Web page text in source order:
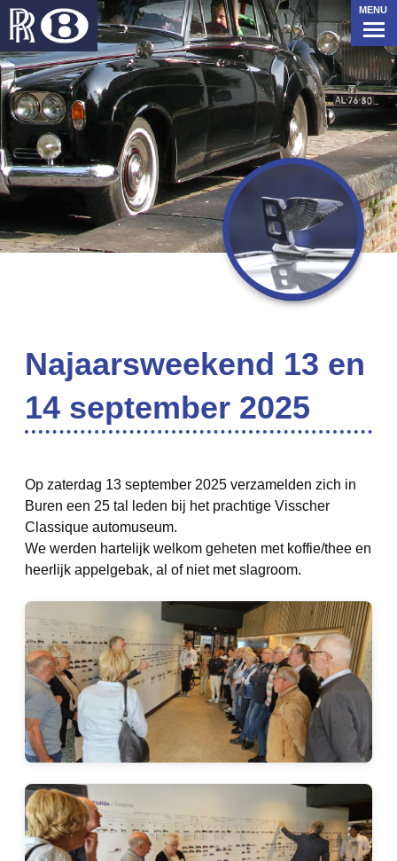
MENU
Najaarsweekend 13 en
14 september 2025
Op zaterdag 13 september 2025 verzamelden zich in
Buren een 25 tal leden bij het prachtige Visscher
Classique automuseum.
We werden hartelijk welkom geheten met koffie/thee en
heerlijk appelgebak, al of niet met slagroom.